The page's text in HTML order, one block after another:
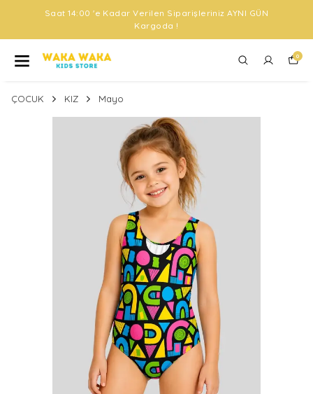
Saat 14:00 'e Kadar Verilen Siparişleriniz AYNI GÜN
Kargoda !
0
ÇOCUK KIZ Mayo